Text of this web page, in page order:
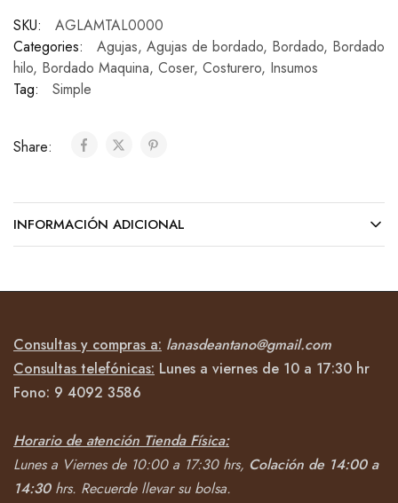
SKU:
AGLAMTAL0000
Categories:
Agujas, Agujas de bordado, Bordado, Bordado
hilo, Bordado Maquina, Coser, Costurero, Insumos
Tag:
Simple
Share:
INFORMACIÓN ADICIONAL
Consultas y compras a: lanasdeantano@gmail.com
Consultas telefónicas: Lunes a viernes de 10 a 17:30 hr
Fono: 9 4092 3586
Horario de atención Tienda Física:
Lunes a Viernes de 10:00 a 17:30 hrs, Colación de 14:00 a
14:30hrs. Recuerde llevar su bolsa.